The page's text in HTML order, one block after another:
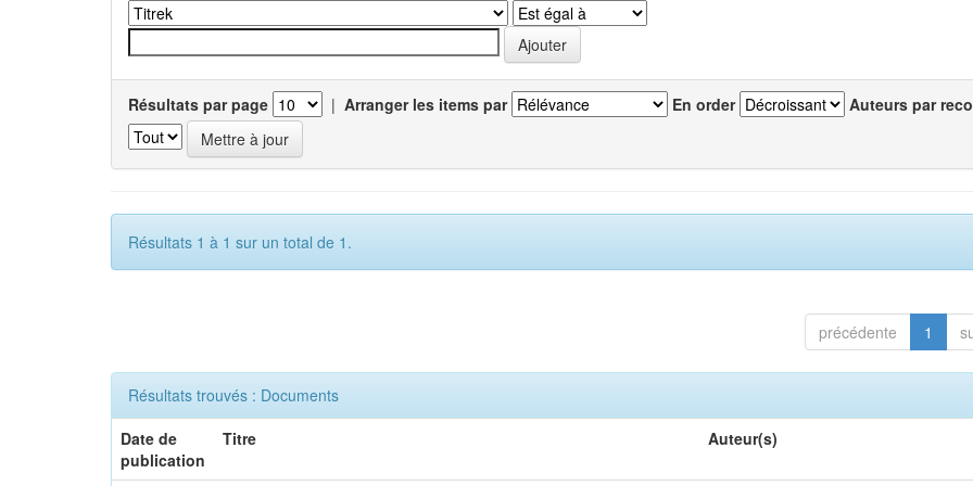
Résultats par page | Arranger les items par En order Auteurs par
Résultats 1 à 1 sur un total de 1.
précédente 1
Résultats trouvés : Documents
Date de
publication
Titre Auteur(s)